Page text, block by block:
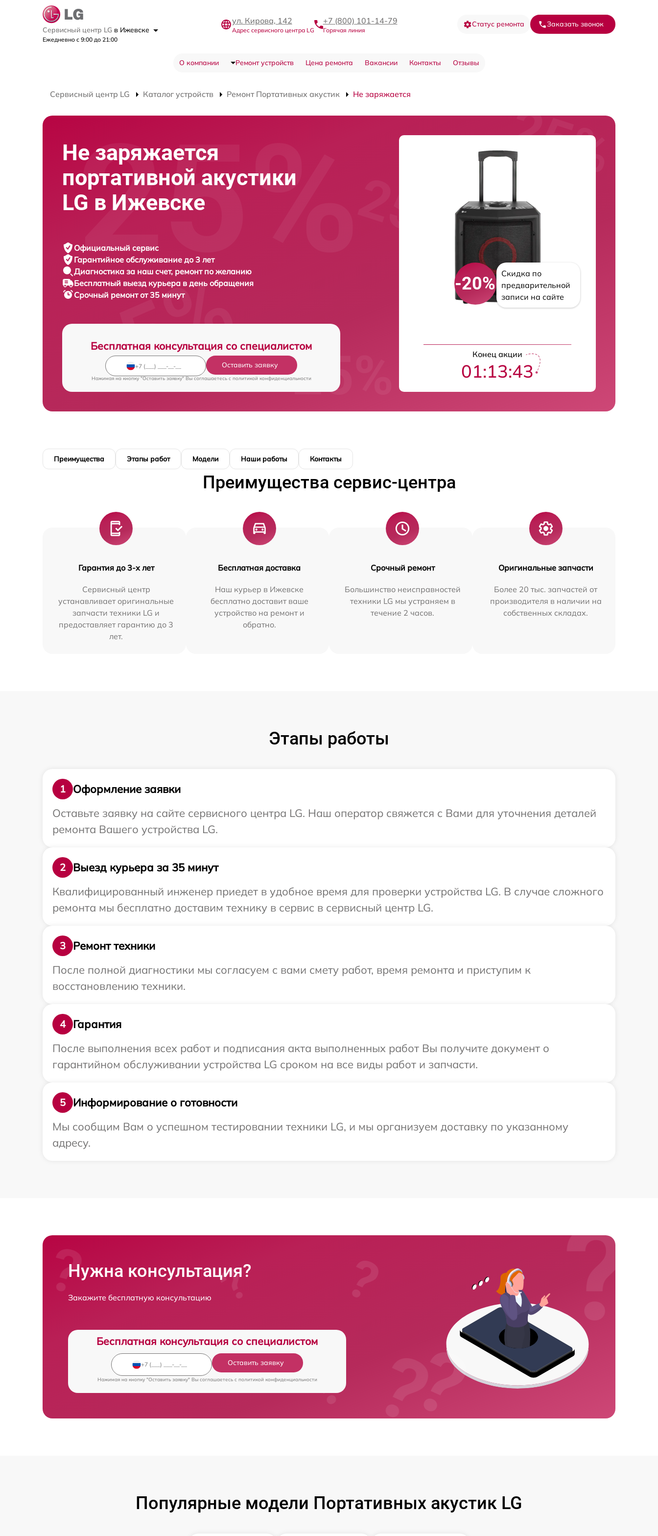
Сервисный центр LG в Ижевске
Ежедневно с 9:00 до 21:00
ул. Кирова, 142
Адрес сервисного центра LG
+7 (800) 101-14-79
Горячая линия
Статус ремонта Заказать звонок
О компании Ремонт устройств Цена ремонта Вакансии Контакты Отзывы
Сервисный центр LG Каталог устройств Ремонт Портативных акустик Не заряжается
Не заряжается
портативной акустики
LG в Ижевске
Официальный сервис
Гарантийное обслуживание до 3 лет
Диагностика за наш счет, ремонт по желанию
Бесплатный выезд курьера в день обращения
Срочный ремонтот 35 минут
Бесплатная консультация со специалистом
Оставить заявку
Нажимая на кнопку "Оставить заявку" Вы соглашаетесь c политикой конфиденциальности
-20%
Скидка по
предварительной
записи на сайте
Конец акции
01:13:42
Преимущества Этапы работ Модели Наши работы Контакты
Преимущества сервис-центра
Гарантия до 3-х лет
Сервисный центр
устанавливает оригинальные
запчасти техники LG и
предоставляет гарантию до 3
лет.
Бесплатная доставка
Наш курьер в Ижевске
бесплатно доставит ваше
устройство на ремонт и
обратно.
Срочный ремонт
Большинство неисправностей
техники LG мы устраняем в
течение 2 часов.
Оригинальные запчасти
Более 20 тыс. запчастей от
производителя в наличии на
собственных складах.
Этапы работы
1
Оформление заявки
Оставьте заявку на сайте сервисного центра LG. Наш оператор свяжется с Вами для уточнения деталей
ремонта Вашего устройства LG.
2
Выезд курьера за 35 минут
Квалифицированный инженер приедет в удобное время для проверки устройства LG. В случае сложного
ремонта мы бесплатно доставим технику в сервис в сервисный центр LG.
3
Ремонт техники
После полной диагностики мы согласуем с вами смету работ, время ремонта и приступим к
восстановлению техники.
4
Гарантия
После выполнения всех работ и подписания акта выполненных работ Вы получите документ о
гарантийном обслуживании устройства LG сроком на все виды работ и запчасти.
5
Информирование о готовности
Мы сообщим Вам о успешном тестировании техники LG, и мы организуем доставку по указанному
адресу.
Нужна консультация?
Закажите бесплатную консультацию
Бесплатная консультация со специалистом
Оставить заявку
Нажимая на кнопку "Оставить заявку" Вы соглашаетесь c политикой конфиденциальности
Популярные модели Портативных акустик LG